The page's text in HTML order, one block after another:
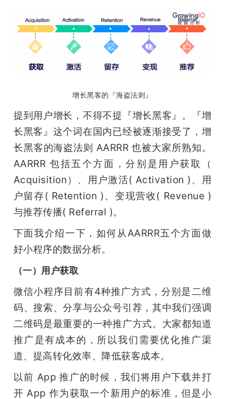
增长黑客的『海盗法则』
提到用户增长，不得不提『增长黑客』。『增
长黑客』这个词在国内已经被逐渐接受了，增
长黑客的海盗法则 AARRR 也被大家所熟知。
AARRR 包括五个方面，分别是用户获取（
Acquisition）、用户激活( Activation )、用
户留存( Retention )、变现营收( Revenue )
与推荐传播( Referral )。
下面我介绍一下，如何从AARRR五个方面做
好小程序的数据分析。
（一）用户获取
微信小程序目前有4种推广方式，分别是二维
码、搜索、分享与公众号引荐，其中我们强调
二维码是最重要的一种推广方式。大家都知道
推广是有成本的，所以我们需要优化推广渠
道、提高转化效率、降低获客成本。
以前 App 推广的时候，我们将用户下载并打
开 App 作为获取一个新用户的标准，但是小